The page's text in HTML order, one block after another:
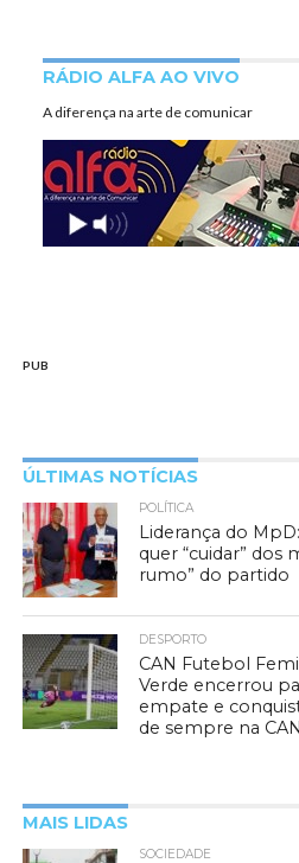
RÁDIO ALFA AO VIVO
A diferença na arte de comunicar
PUB
ÚLTIMAS NOTÍCIAS
POLÍTICA
Liderança do
quer “cuidar” dos
rumo” do partido
DESPORTO
CAN Futebol
Verde encerrou
empate e
de sempre na CAN
MAIS LIDAS
SOCIEDADE